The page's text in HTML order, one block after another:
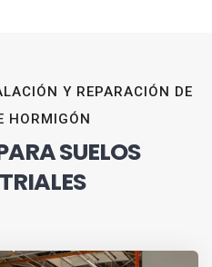
Y REPARACIÓN DE
HORMIGÓN
SUELOS